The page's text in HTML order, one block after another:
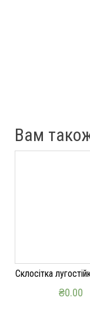
Вам
Склосітка
₴0.00